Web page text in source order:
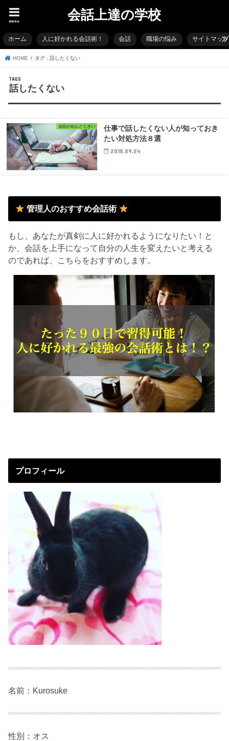
会話上達の学校
menu
ホーム 人に好かれる会話術！ 会話 職場の悩み サイトマップ
HOME タグ : 話したくない
話したくない
会話がめんどくさい
仕事で話したくない人が知っておき
たい対処方法８選
2018.09.24
管理人のおすすめ会話術
もし、あなたが真剣に人に好かれるようになりたい！と
か、会話を上手になって自分の人生を変えたいと考える
のであれば、こちらをおすすめします。
プロフィール
名前：Kurosuke
性別：オス